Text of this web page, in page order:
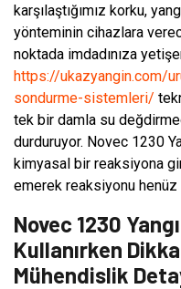
karşılaştığımız korku,
yönteminin cihazlara
noktada imdadınıza
https://ukazyangin.com/
sondurme-sistemleri/
tek bir damla su
durduruyor. Novec 1230
kimyasal bir reaksiyona
emerek reaksiyonu henüz
Novec 1230
Kullanırken
Mühendislik